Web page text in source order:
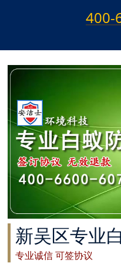
太仓白蚁防治
常州白蚁防治
溧阳白蚁防治
南通白蚁防治
如东白蚁防治
如皋白蚁防治
海安白蚁防治
400-
新吴区专业
专业诚信 可签协议